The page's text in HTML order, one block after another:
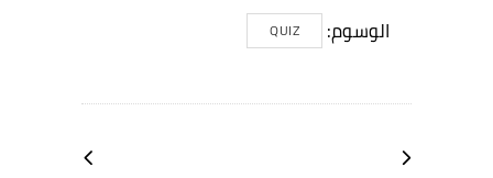
الوسوم: QUIZ